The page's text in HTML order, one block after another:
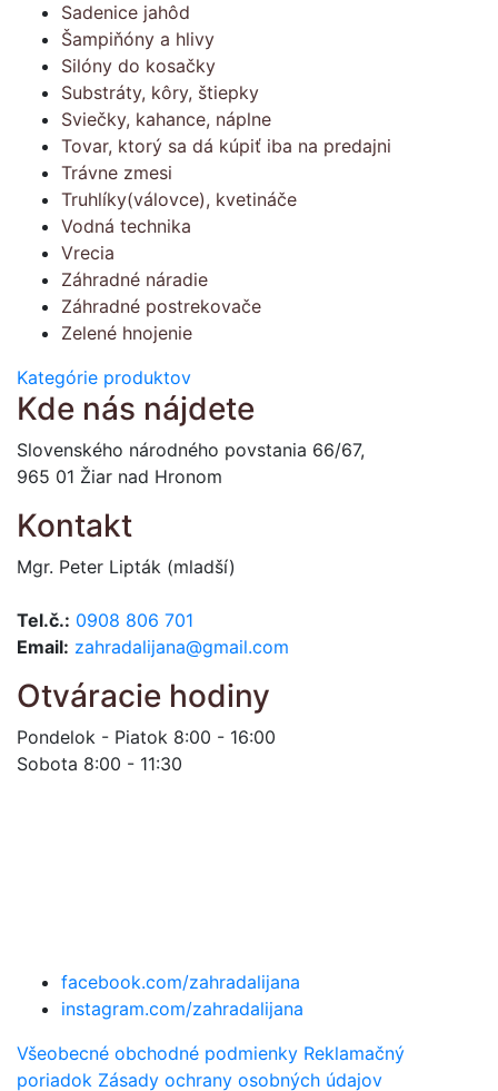
Sadenice jahôd
Šampiňóny a hlivy
Silóny do kosačky
Substráty, kôry, štiepky
Sviečky, kahance, náplne
Tovar, ktorý sa dá kúpiť iba na predajni
Trávne zmesi
Truhlíky(válovce), kvetináče
Vodná technika
Vrecia
Záhradné náradie
Záhradné postrekovače
Zelené hnojenie
Kategórie produktov
Kde nás nájdete
Slovenského národného povstania 66/67,
965 01 Žiar nad Hronom
Kontakt
Mgr. Peter Lipták (mladší)
Tel.č.: 0908 806 701
Email: zahradalijana@gmail.com
Otváracie hodiny
Pondelok - Piatok 8:00 - 16:00
Sobota 8:00 - 11:30
facebook.com/zahradalijana
instagram.com/zahradalijana
Všeobecné obchodné podmienky Reklamačný
poriadok Zásady ochrany osobných údajov